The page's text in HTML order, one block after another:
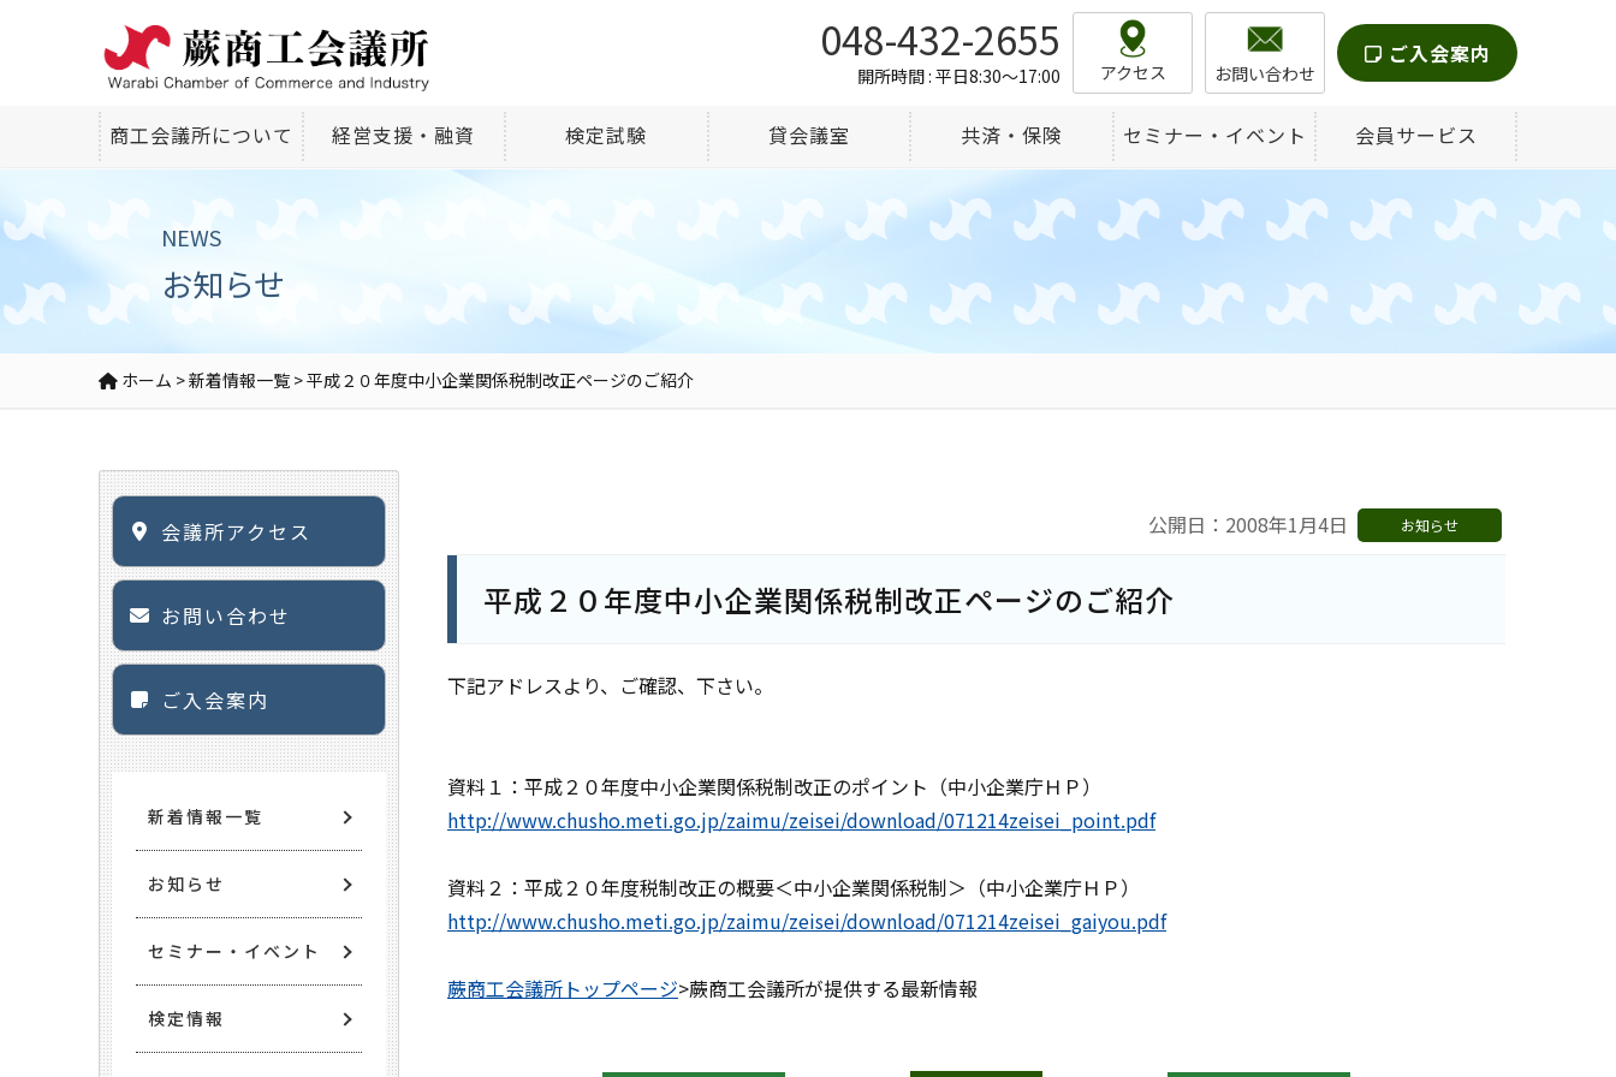
048-432-2655
開所時間 : 平日8:30～17:00 アクセス お問い合わせ
ご入会案内
商工会議所について 経営支援・融資 検定試験 貸会議室 共済・保険 セミナー・イベント 会員サービス
NEWS
お知らせ
ホーム >新着情報一覧 >平成２０年度中小企業関係税制改正ページのご紹介
会議所アクセス
お問い合わせ
ご入会案内
新着情報一覧
お知らせ
セミナー・イベント
検定情報
公開日：2008年1月4日 お知らせ
平成２０年度中小企業関係税制改正ページのご紹介
下記アドレスより、ご確認、下さい。
資料１：平成２０年度中小企業関係税制改正のポイント（中小企業庁ＨＰ）
http://www.chusho.meti.go.jp/zaimu/zeisei/download/071214zeisei_point.pdf
資料２：平成２０年度税制改正の概要＜中小企業関係税制＞（中小企業庁ＨＰ）
http://www.chusho.meti.go.jp/zaimu/zeisei/download/071214zeisei_gaiyou.pdf
蕨商工会議所トップページ>蕨商工会議所が提供する最新情報